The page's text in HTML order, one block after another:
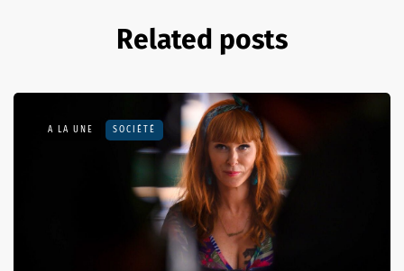
Related posts
A LA UNE SOCIÉTÉ